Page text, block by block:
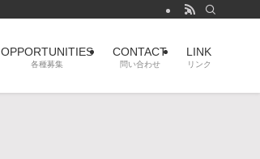
OPPORTUNITIES
各種募集
CONTACT
問い合わせ
LINK
リンク